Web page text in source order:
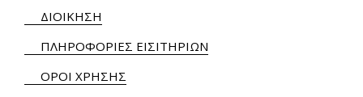
ΔΙΟΙΚΗΣΗ
ΠΛΗΡΟΦΟΡΙΕΣ ΕΙΣΙΤΗΡΙΩΝ
ΟΡΟΙ ΧΡΗΣΗΣ